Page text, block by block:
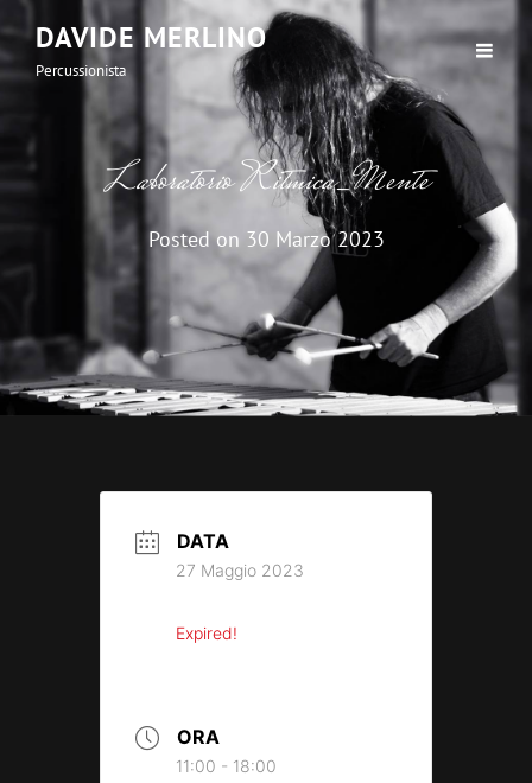
DAVIDE MERLINO
Percussionista
Laboratorio Ritmica_Mente
Posted on 30 Marzo 2023
DATA
27 Maggio 2023
Expired!
ORA
11:00 - 18:00